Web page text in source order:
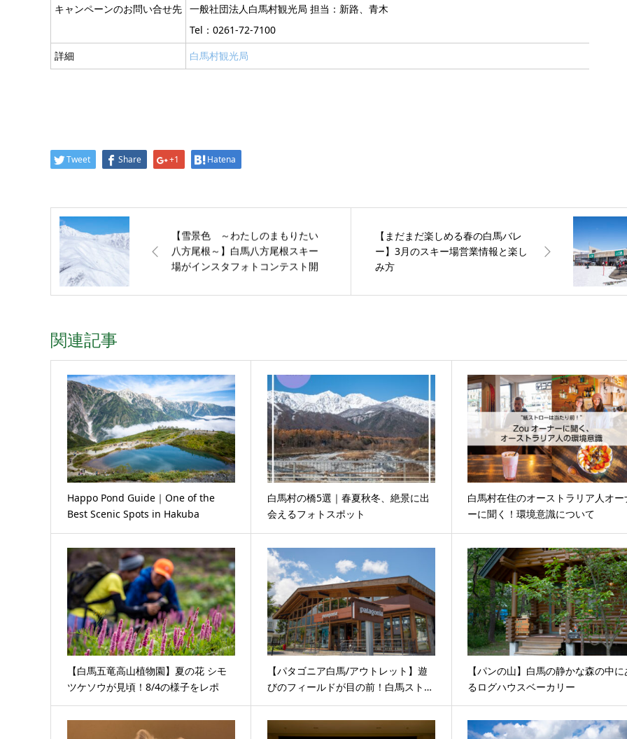
キャンペーンのお問い合せ先 一般社団法人白馬村観光局 担当：新路、青木
Tel：0261-72-7100
詳細
白馬村観光局
Tweet Share +1 Hatena
【雪景色 ～わたしのまもりたい
八方尾根～】白馬八方尾根スキー
場がインスタフォトコンテスト開
【まだまだ楽しめる春の白馬バレ
ー】3月のスキー場営業情報と楽し
み方
関連記事
Happo Pond Guide｜One of the
Best Scenic Spots in Hakuba
白馬村の橋5選｜春夏秋冬、絶景に出
会えるフォトスポット
白馬村在住のオーストラリア人オー
ーに聞く！環境意識について
【白馬五竜高山植物園】夏の花 シモ
ツケソウが見頃！8/4の様子をレポ
【パタゴニア白馬/アウトレット】遊
びのフィールドが目の前！白馬スト…
【パンの山】白馬の静かな森の中
るログハウスベーカリー